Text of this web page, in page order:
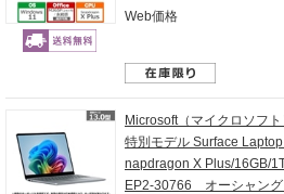
Web価格
Microsoft（マイクロソフト
特別モデル Surface
napdragon X Plus/16GB/
EP2-30766 オーシャング